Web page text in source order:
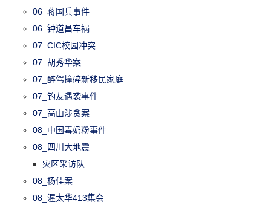
06_蒋国兵事件
06_钟道昌车祸
07_CIC校园冲突
07_胡秀华案
07_醉驾撞碎新移民家庭
07_钓友遇袭事件
07_高山涉贪案
08_中国毒奶粉事件
08_四川大地震
灾区采访队
08_杨佳案
08_渥太华413集会